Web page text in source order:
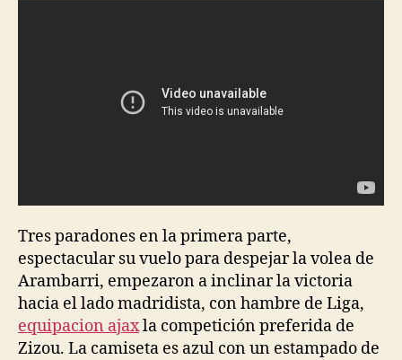
Tres paradones en la primera parte,
espectacular su vuelo para despejar la volea de
Arambarri, empezaron a inclinar la victoria
hacia el lado madridista, con hambre de Liga,
equipacion ajaxla competición preferida de
Zizou. La camiseta es azul con un estampado de